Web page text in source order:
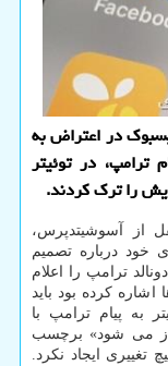
در اعتراض به
در توئیتر
را ترك كردند.
از آسوشیتدپرس،
خود درباره تصمیم
ترامپ را اعلام
کرده بود باید
به پیام ترامپ با
می شود» برچسب
تغییری ایجاد نکرد.